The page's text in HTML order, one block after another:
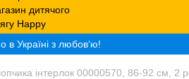
в Україні з любов‘ю!
інтерлок 00000570, 86-92 см, 2